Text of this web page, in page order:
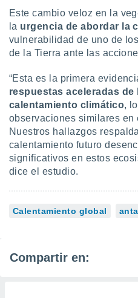
Este cambio veloz en la
la urgencia de abordar la
vulnerabilidad de uno de
de la Tierra ante las
“Esta es la primera
respuestas aceleradas de
calentamiento climático,
observaciones similares en
Nuestros hallazgos
calentamiento futuro
significativos en estos
dice el estudio.
Calentamiento global
Compartir en: